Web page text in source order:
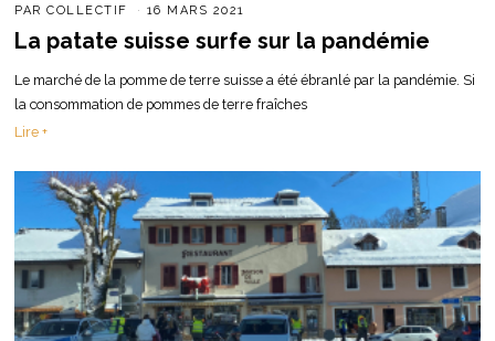
PARCOLLECTIF 16 MARS 2021
La patate suisse surfe sur la pandémie
Le marché de la pomme de terre suisse a été ébranlé par la pandémie. Si
la consommation de pommes de terre fraîches
Lire +